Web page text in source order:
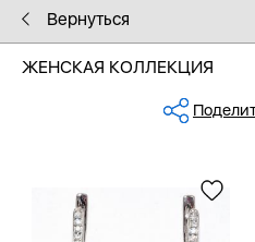
Вернуться
ЖЕНСКАЯ КОЛЛЕКЦИЯ